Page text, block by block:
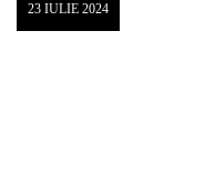
23 IULIE 2024